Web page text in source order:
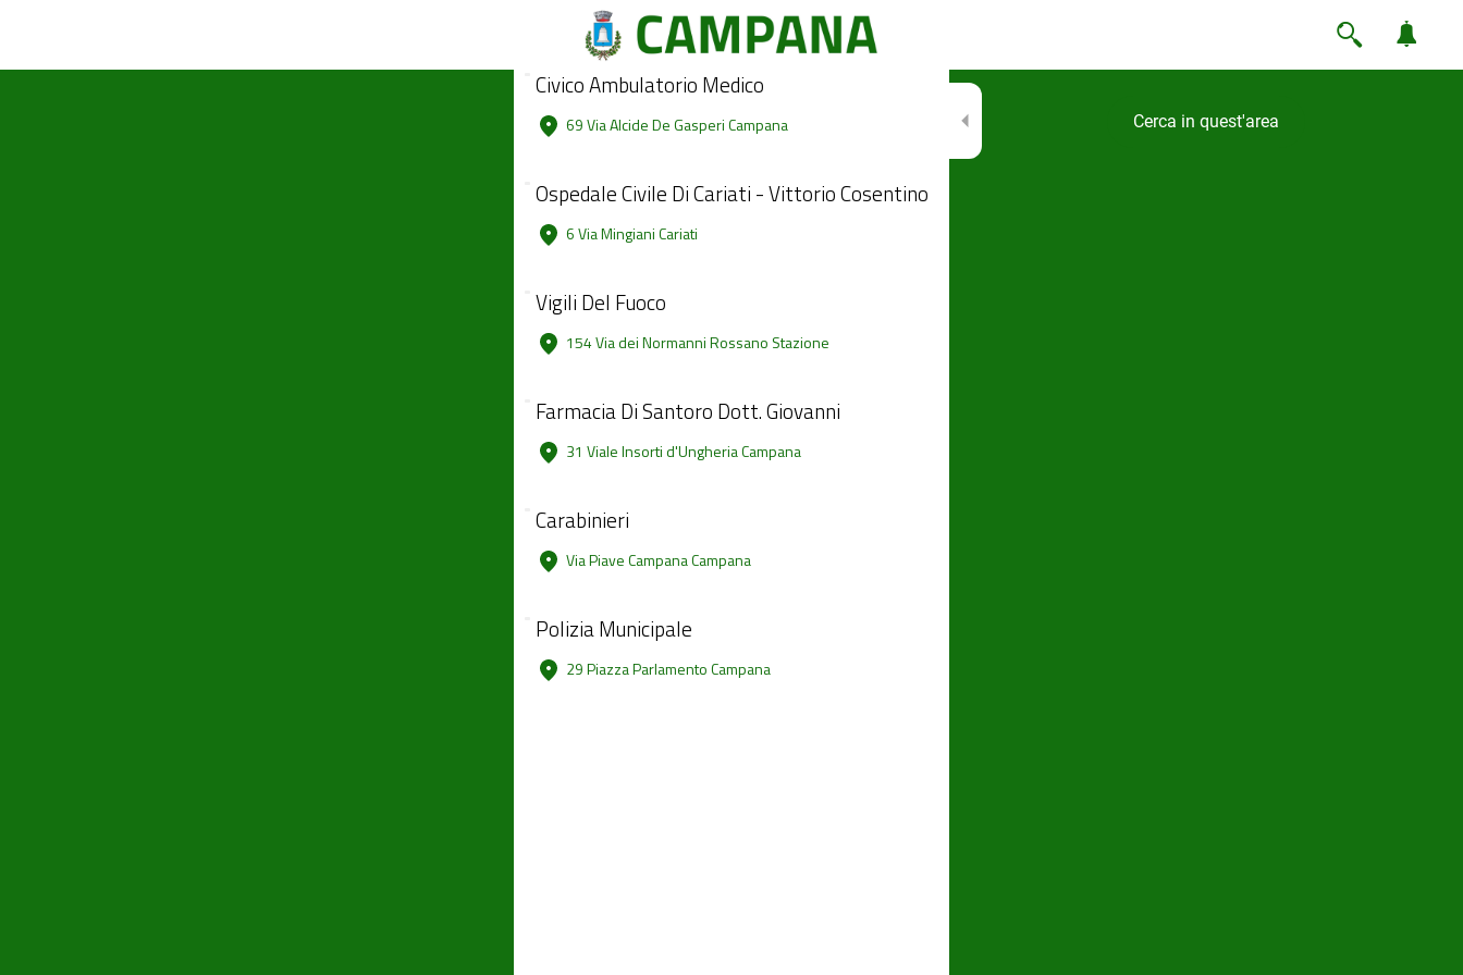
Civico Ambulatorio Medico
69 Via Alcide De Gasperi Campana
Ospedale Civile Di Cariati - Vittorio Cosentino
6 Via Mingiani Cariati
Vigili Del Fuoco
154 Via dei Normanni Rossano Stazione
Farmacia Di Santoro Dott. Giovanni
31 Viale Insorti d'Ungheria Campana
Carabinieri
Via Piave Campana Campana
Polizia Municipale
29 Piazza Parlamento Campana
Cerca in quest'area